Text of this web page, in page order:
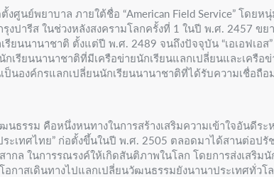
งศูนย์พยาบาล ภายใต้ชื่อ “American Field Service” โดยห
งปารีส ในช่วงหลังสงครามโลกครั้งที่ 1 ในปี พ.ศ. 2457 ขย
รียนนานาชาติ ตั้งแต่ปี พ.ศ. 2489 จนถึงปัจจุบัน “เอเอฟเอส
กเรียนนานาชาติที่มีเครือข่ายนักเรียนแลกเปลี่ยนและเครือข่
ป็นองค์กรแลกเปลี่ยนนักเรียนนานาชาติที่ได้รับความเชื่อถือ
นธรรม คือหนึ่งหนทางในการสร้างเสริมความเข้าใจอันดีระ
ประเทศไทย” ก่อตั้งขึ้นในปี พ.ศ. 2505 ตลอดมาได้สานต่อปรั
ากล ในการรณรงค์ให้เกิดสันติภาพในโลก โดยการส่งเสริมนั
อกาสเดินทางไปแลกเปลี่ยนวัฒนธรรมยังนานาประเทศทั่วโ